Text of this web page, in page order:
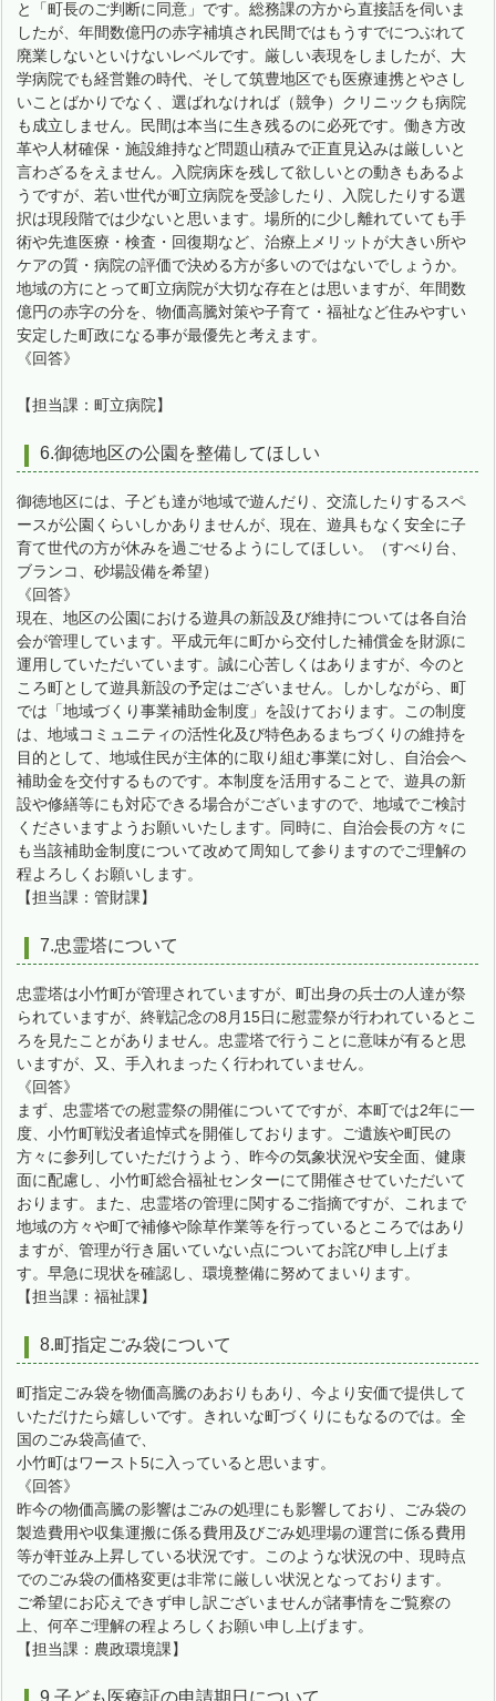
と「町長のご判断に同意」です。総務課の方から直接話を伺いま
したが、年間数億円の赤字補填され民間ではもうすでにつぶれて
廃業しないといけないレベルです。厳しい表現をしましたが、大
学病院でも経営難の時代、そして筑豊地区でも医療連携とやさし
いことばかりでなく、選ばれなければ（競争）クリニックも病院
も成立しません。民間は本当に生き残るのに必死です。働き方改
革や人材確保・施設維持など問題山積みで正直見込みは厳しいと
言わざるをえません。入院病床を残して欲しいとの動きもあるよ
うですが、若い世代が町立病院を受診したり、入院したりする選
択は現段階では少ないと思います。場所的に少し離れていても手
術や先進医療・検査・回復期など、治療上メリットが大きい所や
ケアの質・病院の評価で決める方が多いのではないでしょうか。
地域の方にとって町立病院が大切な存在とは思いますが、年間数
億円の赤字の分を、物価高騰対策や子育て・福祉など住みやすい
安定した町政になる事が最優先と考えます。
《回答》
【担当課：町立病院】
6.御徳地区の公園を整備してほしい
御徳地区には、子ども達が地域で遊んだり、交流したりするスペ
ースが公園くらいしかありませんが、現在、遊具もなく安全に子
育て世代の方が休みを過ごせるようにしてほしい。（すべり台、
ブランコ、砂場設備を希望）
《回答》
現在、地区の公園における遊具の新設及び維持については各自治
会が管理しています。平成元年に町から交付した補償金を財源に
運用していただいています。誠に心苦しくはありますが、今のと
ころ町として遊具新設の予定はございません。しかしながら、町
では「地域づくり事業補助金制度」を設けております。この制度
は、地域コミュニティの活性化及び特色あるまちづくりの維持を
目的として、地域住民が主体的に取り組む事業に対し、自治会へ
補助金を交付するものです。本制度を活用することで、遊具の新
設や修繕等にも対応できる場合がございますので、地域でご検討
くださいますようお願いいたします。同時に、自治会長の方々に
も当該補助金制度について改めて周知して参りますのでご理解の
程よろしくお願いします。
【担当課：管財課】
7.忠霊塔について
忠霊塔は小竹町が管理されていますが、町出身の兵士の人達が祭
られていますが、終戦記念の8月15日に慰霊祭が行われているとこ
ろを見たことがありません。忠霊塔で行うことに意味が有ると思
いますが、又、手入れまったく行われていません。
《回答》
まず、忠霊塔での慰霊祭の開催についてですが、本町では2年に一
度、小竹町戦没者追悼式を開催しております。ご遺族や町民の
方々に参列していただけうよう、昨今の気象状況や安全面、健康
面に配慮し、小竹町総合福祉センターにて開催させていただいて
おります。また、忠霊塔の管理に関するご指摘ですが、これまで
地域の方々や町で補修や除草作業等を行っているところではあり
ますが、管理が行き届いていない点についてお詫び申し上げま
す。早急に現状を確認し、環境整備に努めてまいります。
【担当課：福祉課】
8.町指定ごみ袋について
町指定ごみ袋を物価高騰のあおりもあり、今より安価で提供して
いただけたら嬉しいです。きれいな町づくりにもなるのでは。全
国のごみ袋高値で、
小竹町はワースト5に入っていると思います。
《回答》
昨今の物価高騰の影響はごみの処理にも影響しており、ごみ袋の
製造費用や収集運搬に係る費用及びごみ処理場の運営に係る費用
等が軒並み上昇している状況です。このような状況の中、現時点
でのごみ袋の価格変更は非常に厳しい状況となっております。
ご希望にお応えできず申し訳ございませんが諸事情をご覧察の
上、何卒ご理解の程よろしくお願い申し上げます。
【担当課：農政環境課】
9.子ども医療証の申請期日について